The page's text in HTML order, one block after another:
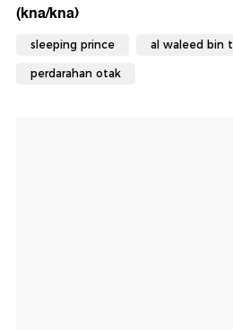
(kna/kna)
sleeping prince al waleed bin
perdarahan otak